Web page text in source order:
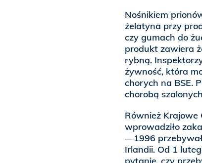
Nośnikiem
żelatyna przy
czy gumach do
produkt zawiera
rybną.
żywność, która
chorych na BSE.
chorobą
Również
wprowadziło
—1996
Irlandii. Od 1